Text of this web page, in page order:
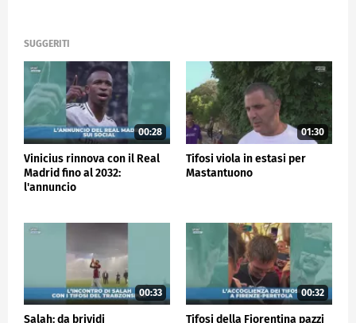
SUGGERITI
00:28
Vinicius rinnova con il Real
Madrid fino al 2032:
l'annuncio
01:30
Tifosi viola in estasi per
Mastantuono
00:33
Salah: da brividi
00:32
Tifosi della Fiorentina pazzi